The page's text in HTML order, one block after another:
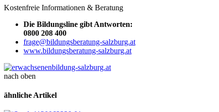
Kostenfreie Informationen & Beratung
Die Bildungsline gibt Antworten:
0800 208 400
frage@bildungsberatung-salzburg.at
www.bildungsberatung-salzburg.at
nach oben
ähnliche Artikel